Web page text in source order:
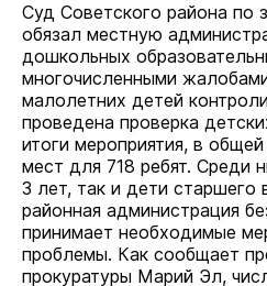
Суд Советского района по
обязал местную
дошкольных
многочисленными
малолетних детей
проведена проверка
итоги мероприятия, в
мест для 718 ребят. Среди
3 лет, так и дети
районная администрация
принимает необходимые
проблемы. Как сообщает
прокуратуры Марий Эл,